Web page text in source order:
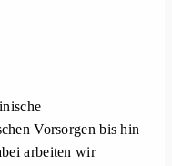
Vorsorgen bis hin
arbeiten wir